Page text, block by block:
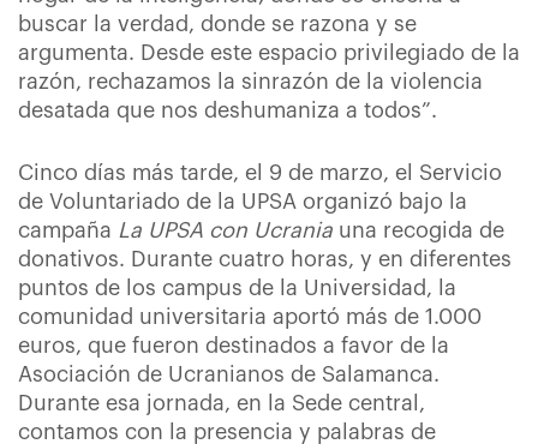
buscar la verdad, donde se razona y se
argumenta. Desde este espacio privilegiado de la
razón, rechazamos la sinrazón de la violencia
desatada que nos deshumaniza a todos”.
Cinco días más tarde, el 9 de marzo, el Servicio
de Voluntariado de la UPSA organizó bajo la
campaña La UPSA con Ucrania una recogida de
donativos. Durante cuatro horas, y en diferentes
puntos de los campus de la Universidad, la
comunidad universitaria aportó más de 1.000
euros, que fueron destinados a favor de la
Asociación de Ucranianos de Salamanca.
Durante esa jornada, en la Sede central,
contamos con la presencia y palabras de